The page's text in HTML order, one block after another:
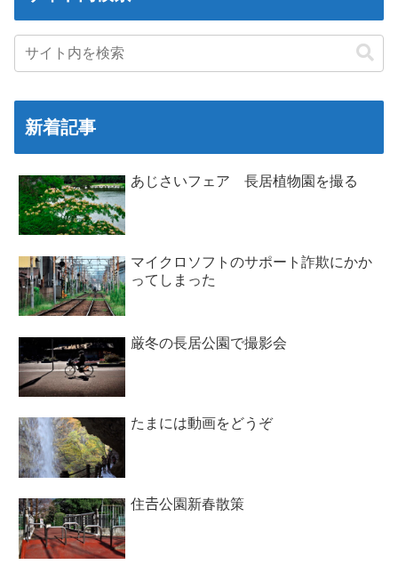
新着記事
あじさいフェア 長居植物園を撮る
マイクロソフトのサポート詐欺にかか
ってしまった
厳冬の長居公園で撮影会
たまには動画をどうぞ
住𠮷公園新春散策